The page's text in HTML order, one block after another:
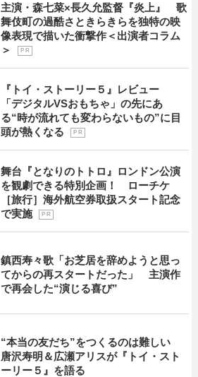
主演・森七菜×長久允監督『炎上』 歌
舞伎町の過酷さときらきらを独特の映
像表現で描いた衝撃作＜出演者コラム
＞
P R
『トイ・ストーリー５』レビュー
「デジタルVSおもちゃ」の先にあ
る“時が流れても変わらないもの”に目
頭が熱くなる
P R
舞台『となりのトトロ』ロンドン公演
を観劇できる特別企画！ ローチケ
［旅行］海外航空券取扱スタート記念
で実施
P R
鎮西寿々歌「お芝居を辞めようと思っ
てからの再スタートだった」 主演作
で再会した“演じる喜び”
“本当の友だち”をつくるのは難しい
唐沢寿明＆広瀬アリスが『トイ・スト
ーリー５』を語る